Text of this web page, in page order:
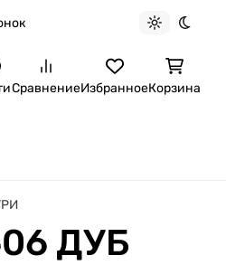
Светлая
СравнениеИзбранноеКорзина
ДУБ